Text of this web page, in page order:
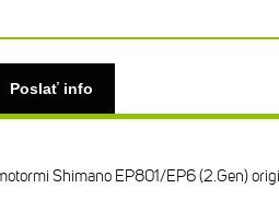
Poslať info
Shimano EP801/EP6 (2.Gen)